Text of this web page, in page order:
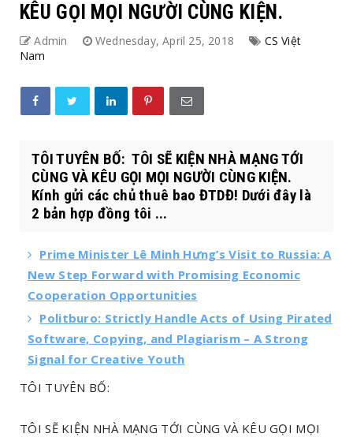
KÊU GỌI MỌI NGƯỜI CÙNG KIỆN.
Admin Wednesday, April 25, 2018
CS Việt
Nam
TÔI TUYÊN BỐ: TÔI SẼ KIỆN NHÀ MẠNG TỚI
CÙNG VÀ KÊU GỌI MỌI NGƯỜI CÙNG KIỆN.
Kính gửi các chủ thuê bao ĐTDĐ! Dưới đây là
2 bản hợp đồng tôi ...
Prime Minister Lê Minh Hưng’s Visit to Russia: A
New Step Forward with Promising Economic
Cooperation Opportunities
Politburo: Strictly Handle Acts of Using Pirated
Software, Copying, and Plagiarism – A Strong
Signal for Creative Youth
TÔI TUYÊN BỐ:
TÔI SẼ KIỆN NHÀ MẠNG TỚI CÙNG VÀ KÊU GỌI MỌI